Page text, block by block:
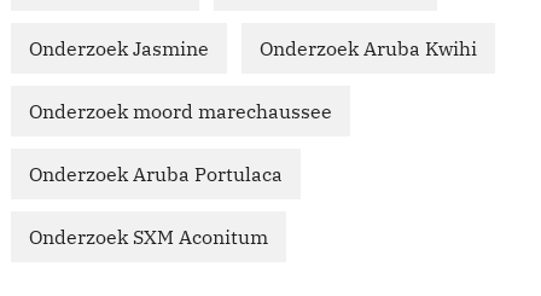
Onderzoek Jasmine Onderzoek Aruba Kwihi
Onderzoek moord marechaussee
Onderzoek Aruba Portulaca
Onderzoek SXM Aconitum